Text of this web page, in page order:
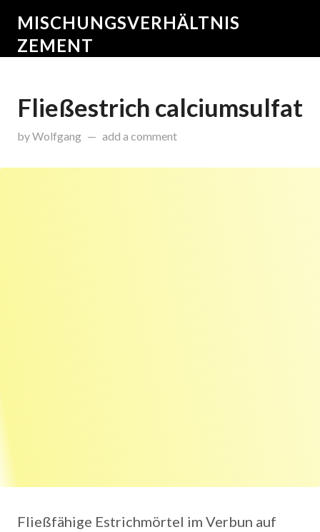
MISCHUNGSVERHÄLTNIS
ZEMENT
Fließestrich calciumsulfat
byWolfgang onDezember 28, 2015
add a comment
Fließfähige Estrichmörtel im Verbun auf